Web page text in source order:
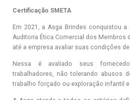
Certificação SMETA
Em 2021, a Asga Brindes conquistou a
Auditoria Ética Comercial dos Membros
até a empresa avaliar suas condições de
Nessa é avaliado seus
trabalhadores, não tolerando abusos
trabalho forçado ou exploração infantil